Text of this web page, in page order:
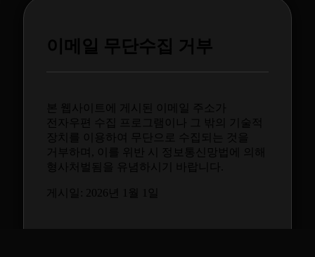
이메일 무단수집 거부
본 웹사이트에 게시된 이메일 주소가
전자우편 수집 프로그램이나 그 밖의 기술적
장치를 이용하여 무단으로 수집되는 것을
거부하며, 이를 위반 시 정보통신망법에 의해
형사처벌됨을 유념하시기 바랍니다.
게시일: 2026년 1월 1일